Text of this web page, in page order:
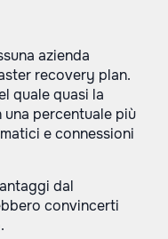
azienda
recovery plan.
quale quasi la
percentuale più
e connessioni
dal
convincerti